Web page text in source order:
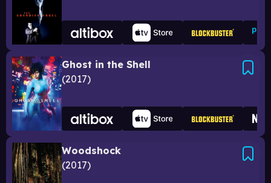
Ghost in the Shell
2017
Woodshock
2017